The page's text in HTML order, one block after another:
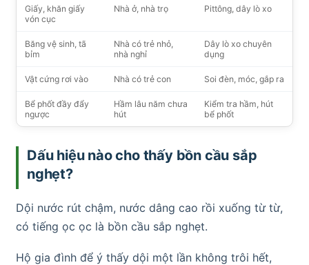
Giấy, khăn giấy
vón cục
Nhà ở, nhà trọ Pittông, dây lò xo
Băng vệ sinh, tã
bỉm
Nhà có trẻ nhỏ,
nhà nghỉ
Dây lò xo chuyên
dụng
Vật cứng rơi vào Nhà có trẻ con Soi đèn, móc, gắp ra
Bể phốt đầy đẩy
ngược
Hầm lâu năm chưa
hút
Kiểm tra hầm, hút
bể phốt
Dấu hiệu nào cho thấy bồn cầu sắp
nghẹt?
Dội nước rút chậm, nước dâng cao rồi xuống từ từ,
có tiếng ọc ọc là bồn cầu sắp nghẹt.
Hộ gia đình để ý thấy dội một lần không trôi hết,